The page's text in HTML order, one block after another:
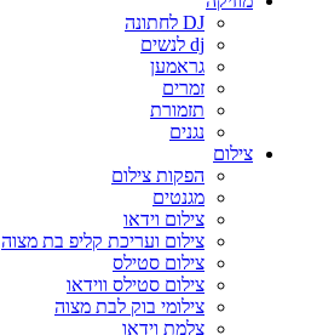
DJ לחתונה
dj לנשים
גראמען
זמרים
תזמורת
נגנים
צילום
הפקות צילום
מגנטים
צילום וידאו
צילום ועריכת קליפ בת מצוה
צילום סטילס
צילום סטילס ווידאו
צילומי בוק לבת מצוה
צלמת וידאו